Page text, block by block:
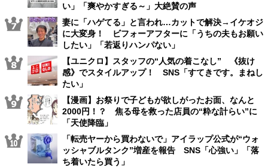
い」「爽やかすぎる～」大絶賛の声
妻に「ハゲてる」と言われ…カットで解決→イケオジ
に大変身！ ビフォーアフターに「うちの夫もお願い
したい」「若返りハンパない」
【ユニクロ】スタッフの“人気の着こなし” 《抜け
感》でスタイルアップ！ SNS「すてきです。まねし
たい」
【漫画】お祭りで子どもが欲しがったお面、なんと
2000円！？ 焦る母を救った店員の“粋な計らい”に
「天使降臨」
「転売ヤーから買わないで」アイラップ公式が“ウォ
ッシャブルタンク”増産を報告 SNS「心強い」「落
ち着いたら買う」